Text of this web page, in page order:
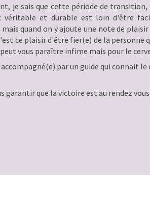
je sais que cette période de
véritable et durable est loin d'être
mais quand on y ajoute une note de
ce plaisir d'être fier(e) de la
vous paraître infime mais pour le
par un guide qui connait le
garantir que la victoire est au rendez